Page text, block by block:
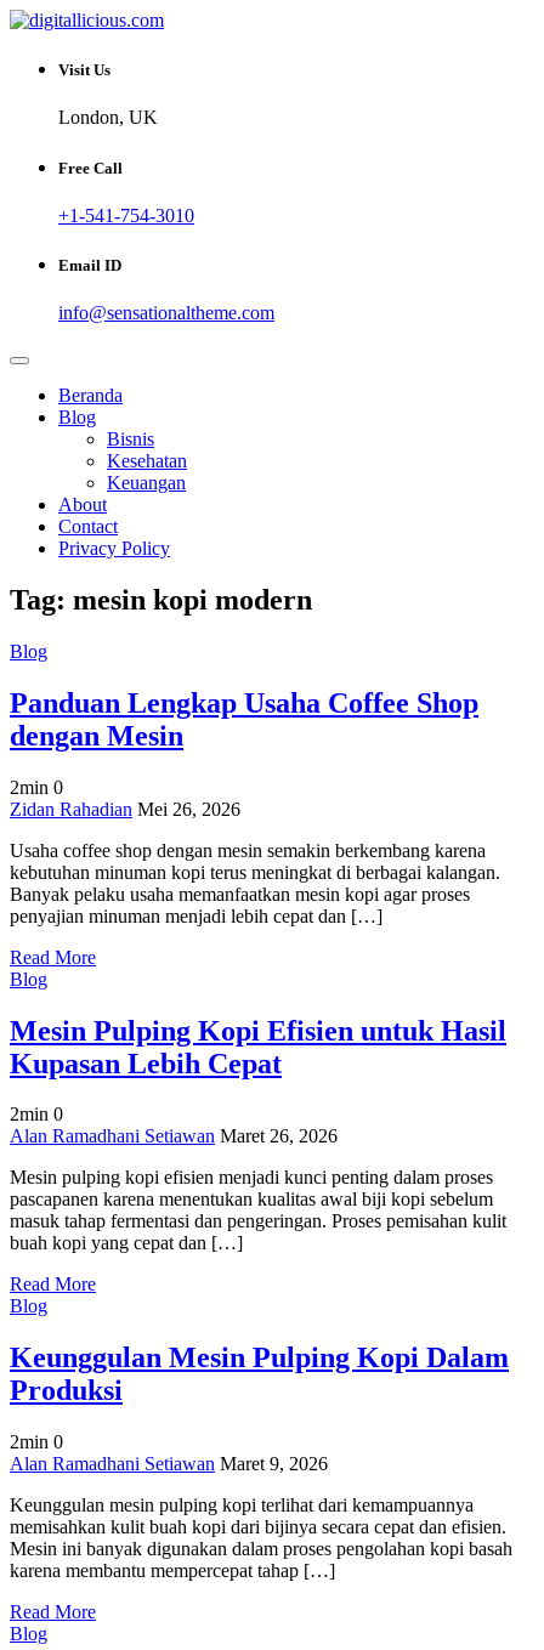
Skip
content
digitallicious.com
Sharing Digital Information
Visit Us
London, UK
Free Call
+1-541-754-3010
Email ID
info@sensationaltheme.com
Beranda
Blog
Bisnis
Kesehatan
Keuangan
About
Contact
Privacy Policy
Tag: mesin kopi modern
Blog
Panduan Lengkap Usaha Coffee Shop
dengan Mesin
2min 0
on
Lengkap
Usaha
Coffee
Shop
Mesin
Zidan Rahadian Mei 26, 2026
Usaha coffee shop dengan mesin semakin berkembang karena
kebutuhan minuman kopi terus meningkat di berbagai kalangan.
Banyak pelaku usaha memanfaatkan mesin kopi agar proses
penyajian minuman menjadi lebih cepat dan […]
Read More
Blog
Mesin Pulping Kopi Efisien untuk Hasil
Kupasan Lebih Cepat
2min 0
on
Pulping
Kopi
Efisien
untuk
Kupasan
Lebih
Alan Ramadhani Setiawan Maret 26, 2026
Mesin pulping kopi efisien menjadi kunci penting dalam proses
pascapanen karena menentukan kualitas awal biji kopi sebelum
masuk tahap fermentasi dan pengeringan. Proses pemisahan kulit
buah kopi yang cepat dan […]
Read More
Blog
Keunggulan Mesin Pulping Kopi Dalam
Produksi
2min 0
on
Mesin
Pulping
Kopi
Dalam
Alan Ramadhani Setiawan Maret 9, 2026
Keunggulan mesin pulping kopi terlihat dari kemampuannya
memisahkan kulit buah kopi dari bijinya secara cepat dan efisien.
Mesin ini banyak digunakan dalam proses pengolahan kopi basah
karena membantu mempercepat tahap […]
Read More
Blog